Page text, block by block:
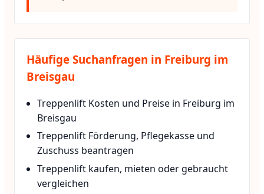
Häufige Suchanfragen in Freiburg im
Breisgau
Treppenlift Kosten und Preise in Freiburg im
Breisgau
Treppenlift Förderung, Pflegekasse und
Zuschuss beantragen
Treppenlift kaufen, mieten oder gebraucht
vergleichen